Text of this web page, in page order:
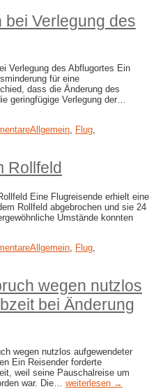
Verlegung des
Verlegung des Abflugortes Ein
für eine
dass die Änderung des
geringfügige Verlegung der…
Allgemein, Flug,
Rollfeld
Eine Flugreisende erhielt eine
Rollfeld abgebrochen und sie 24
Umstände konnten
Allgemein Flug
wegen nutzlos
bei Änderung
wegen nutzlos aufgewendeter
Ein Reisender forderte
weil seine Pauschalreise um
war. Die… weiterlesen →